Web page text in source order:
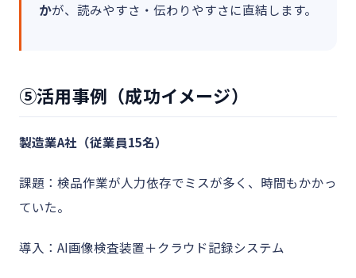
かが、読みやすさ・伝わりやすさに直結します。
⑤活用事例（成功イメージ）
製造業A社（従業員15名）
課題：検品作業が人力依存でミスが多く、時間もかかっ
ていた。
導入：AI画像検査装置＋クラウド記録システム